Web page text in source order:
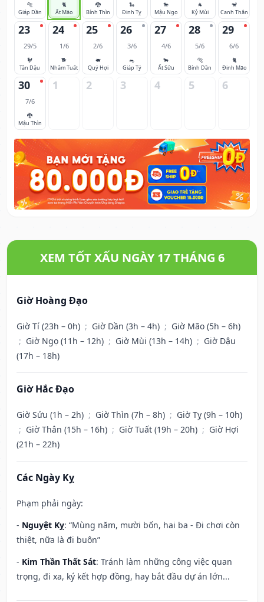
🐅
Giáp Dần
🐈
Ất Mão
🐉
Bính Thìn
🐍
Đinh Tỵ
🐎
Mậu Ngọ
🐐
Kỷ Mùi
🐒
Canh Thân
23
29/5
🐓
Tân Dậu
24
1/6
🐕
Nhâm Tuất
25
2/6
🐖
Quý Hợi
26
3/6
🐀
Giáp Tý
27
4/6
🐂
Ất Sửu
28
5/6
🐅
Bính Dần
29
6/6
🐈
Đinh Mão
30
7/6
🐉
Mậu Thìn
1 2 3 4 5 6
XEM TỐT XẤU NGÀY 17 THÁNG 6
Giờ Hoàng Đạo
Giờ Tí (23h – 0h) ; Giờ Dần (3h – 4h) ; Giờ Mão (5h – 6h)
; Giờ Ngọ (11h – 12h) ; Giờ Mùi (13h – 14h) ; Giờ Dậu
(17h – 18h)
Giờ Hắc Đạo
Giờ Sửu (1h – 2h) ; Giờ Thìn (7h – 8h) ; Giờ Tỵ (9h – 10h)
; Giờ Thân (15h – 16h) ; Giờ Tuất (19h – 20h) ; Giờ Hợi
(21h – 22h)
Các Ngày Kỵ
Phạm phải ngày:
- Nguyệt Kỵ: “Mùng năm, mười bốn, hai ba - Đi chơi còn
thiệt, nữa là đi buôn”
- Kim Thần Thất Sát: Tránh làm những công việc quan
trọng, đi xa, ký kết hợp đồng, hay bắt đầu dự án lớn...